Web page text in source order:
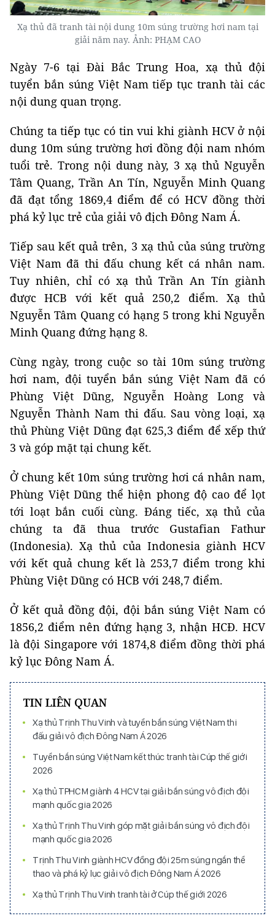
Xạ thủ đã tranh tài nội dung 10m súng trường hơi nam tại
giải năm nay. Ảnh: PHẠM CAO
Ngày 7-6 tại Đài Bắc Trung Hoa, xạ thủ đội
tuyển bắn súng Việt Nam tiếp tục tranh tài các
nội dung quan trọng.
Chúng ta tiếp tục có tin vui khi giành HCV ở nội
dung 10m súng trường hơi đồng đội nam nhóm
tuổi trẻ. Trong nội dung này, 3 xạ thủ Nguyễn
Tâm Quang, Trần An Tín, Nguyễn Minh Quang
đã đạt tổng 1869,4 điểm để có HCV đồng thời
phá kỷ lục trẻ của giải vô địch Đông Nam Á.
Tiếp sau kết quả trên, 3 xạ thủ của súng trường
Việt Nam đã thi đấu chung kết cá nhân nam.
Tuy nhiên, chỉ có xạ thủ Trần An Tín giành
được HCB với kết quả 250,2 điểm. Xạ thủ
Nguyễn Tâm Quang có hạng 5 trong khi Nguyễn
Minh Quang đứng hạng 8.
Cùng ngày, trong cuộc so tài 10m súng trường
hơi nam, đội tuyển bắn súng Việt Nam đã có
Phùng Việt Dũng, Nguyễn Hoàng Long và
Nguyễn Thành Nam thi đấu. Sau vòng loại, xạ
thủ Phùng Việt Dũng đạt 625,3 điểm để xếp thứ
3 và góp mặt tại chung kết.
Ở chung kết 10m súng trường hơi cá nhân nam,
Phùng Việt Dũng thể hiện phong độ cao để lọt
tới loạt bắn cuối cùng. Đáng tiếc, xạ thủ của
chúng ta đã thua trước Gustafian Fathur
(Indonesia). Xạ thủ của Indonesia giành HCV
với kết quả chung kết là 253,7 điểm trong khi
Phùng Việt Dũng có HCB với 248,7 điểm.
Ở kết quả đồng đội, đội bắn súng Việt Nam có
1856,2 điểm nên đứng hạng 3, nhận HCĐ. HCV
là đội Singapore với 1874,8 điểm đồng thời phá
kỷ lục Đông Nam Á.
TIN LIÊN QUAN
Xạ thủ Trịnh Thu Vinh và tuyển bắn súng Việt Nam thi
đấu giải vô địch Đông Nam Á 2026
Tuyển bắn súng Việt Nam kết thúc tranh tài Cúp thế giới
2026
Xạ thủ TPHCM giành 4 HCV tại giải bắn súng vô địch đội
mạnh quốc gia 2026
Xạ thủ Trịnh Thu Vinh góp mặt giải bắn súng vô địch đội
mạnh quốc gia 2026
Trịnh Thu Vinh giành HCV đồng đội 25m súng ngắn thể
thao và phá kỷ lục giải vô địch Đông Nam Á 2026
Xạ thủ Trịnh Thu Vinh tranh tài ở Cúp thế giới 2026